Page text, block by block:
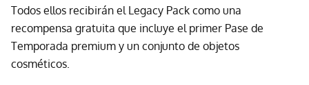
Todos ellos recibirán el Legacy Pack como una
recompensa gratuita que incluye el primer Pase de
Temporada premium y un conjunto de objetos
cosméticos.